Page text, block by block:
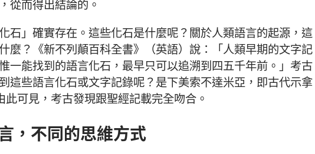
從而得出結論的。
石」確實存在。這些化石是什麼呢？關於人類語言的起源，這
麼？《新不列顛百科全書》（英語）說：「人類早期的文字記
一能找到的語言化石，最早只可以追溯到四五千年前。」考古
這些語言化石或文字記錄呢？是下美索不達米亞，即古代示拿
此可見，考古發現跟聖經記載完全吻合。
，不同的思維方式